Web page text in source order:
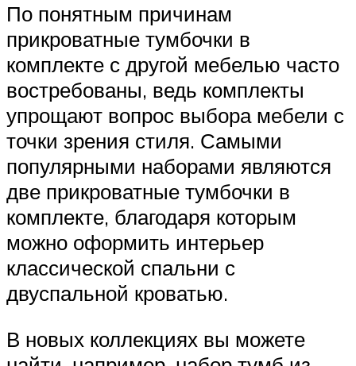
По понятным причинам
прикроватные тумбочки в
комплекте с другой мебелью часто
востребованы, ведь комплекты
упрощают вопрос выбора мебели с
точки зрения стиля. Самыми
популярными наборами являются
две прикроватные тумбочки в
комплекте, благодаря которым
можно оформить интерьер
классической спальни с
двуспальной кроватью.
В новых коллекциях вы можете